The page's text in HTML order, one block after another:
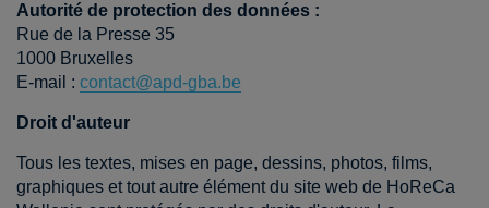
Autorité de protection des données :
Rue de la Presse 35
1000 Bruxelles
E-mail : contact@apd-gba.be
Droit d'auteur
Tous les textes, mises en page, dessins, photos, films,
graphiques et tout autre élément du site web de HoReCa